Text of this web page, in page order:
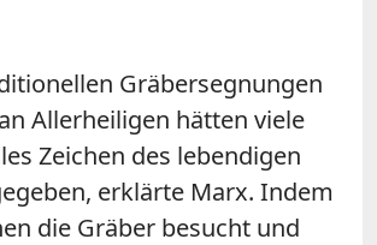
Gräbersegnungen
Allerheiligen hätten viele
Zeichen des lebendigen
erklärte Marx. Indem
die Gräber besucht und